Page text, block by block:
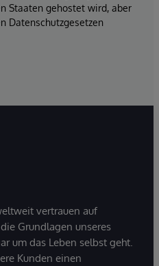
Staaten gehostet wird, aber
Datenschutzgesetzen
vertrauen auf
Grundlagen unseres
um das Leben selbst geht.
Kunden einen